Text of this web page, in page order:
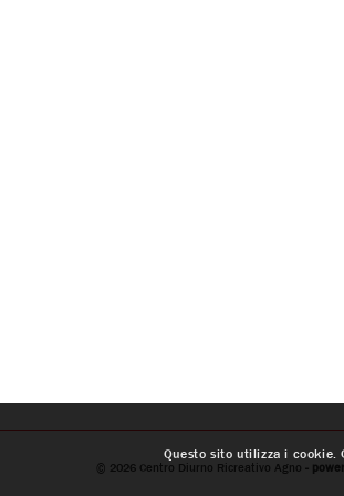
© 2026 Centro Diurno Ricreativo Agno -
Questo sito utilizza i